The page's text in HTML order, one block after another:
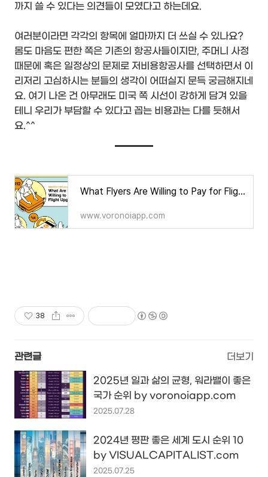
까지 쓸 수 있다는 의견들이 모였다고 하는데요.
여러분이라면 각각의 항목에 얼마까지 더 쓰실 수 있나요?
몸도 마음도 편한 쪽은 기존의 항공사들이지만, 주머니 사정
때문에 혹은 일정상의 문제로 저비용항공사를 선택하면서 이
리저리 고심하시는 분들의 생각이 어떠실지 문득 궁금해지네
요. 여기 나온 건 아무래도 미국 쪽 시선이 강하게 담겨 있을
테니 우리가 부담할 수 있다고 꼽는 비용과는 다를 듯해서
요.^^
What Flyers Are Willing to Pay for Flight Upgrades
www.voronoiapp.com
38
관련글 더보기
2025년 일과 삶의 균형, 워라밸이 좋은
국가 순위 by voronoiapp.com
2025.07.28
2024년 평판 좋은 세계 도시 순위 10
by VISUALCAPITALIST.com
2025.07.25